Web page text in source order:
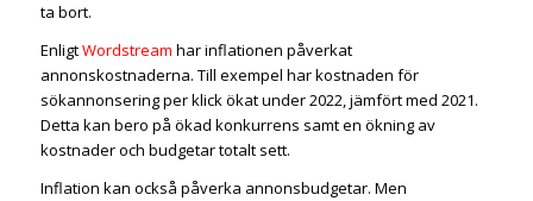
ta bort.
EnligtWordstream har inflationen påverkat
annonskostnaderna. Till exempel har kostnaden för
sökannonsering per klick ökat under 2022, jämfört med 2021.
Detta kan bero på ökad konkurrens samt en ökning av
kostnader och budgetar totalt sett.
Inflation kan också påverka annonsbudgetar. Men